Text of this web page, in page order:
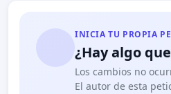
INICIA TU PROPIA
¿Hay algo
Los cambios no
El autor de esta